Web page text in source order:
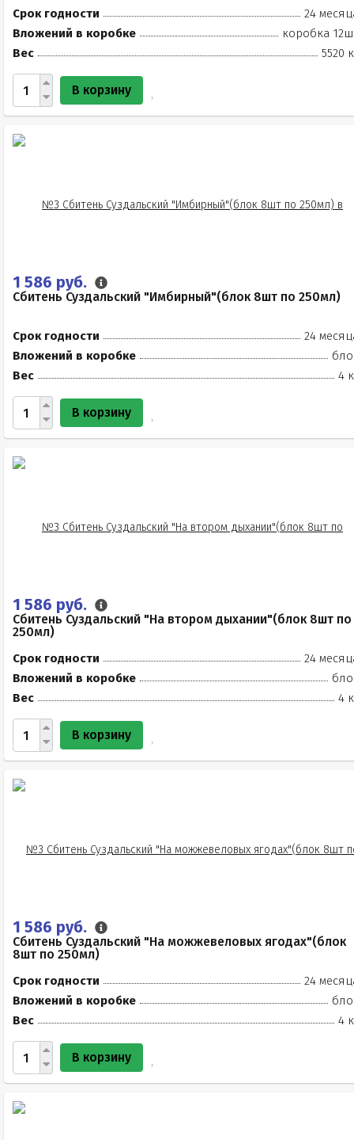
Срок годности
24
Вложений в коробке
коробка
Вес
5520
В корзину
1 586 руб.
Сбитень Суздальский "Имбирный"(блок 8шт по 250мл)
Срок годности
24
Вложений в коробке
Вес
4
В корзину
1 586 руб.
Сбитень Суздальский "На втором дыхании"(блок 8шт по
250мл)
Срок годности
24
Вложений в коробке
Вес
4
В корзину
1 586 руб.
Сбитень Суздальский "На можжевеловых ягодах"(блок
8шт по 250мл)
Срок годности
24
Вложений в коробке
Вес
4
В корзину